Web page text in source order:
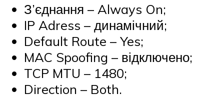
З’єднання – Always On;
IP Adress – динамічний;
Default Route – Yes;
MAC Spoofing – відключено;
TCP MTU – 1480;
Direction – Both.